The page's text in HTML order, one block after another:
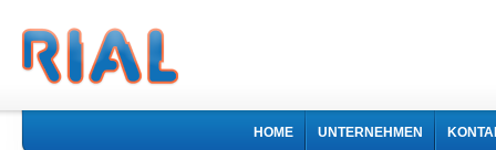
HOME UNTERNEHMEN